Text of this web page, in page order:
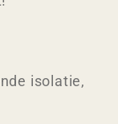
isolatie,